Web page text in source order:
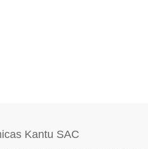
Kantu SAC